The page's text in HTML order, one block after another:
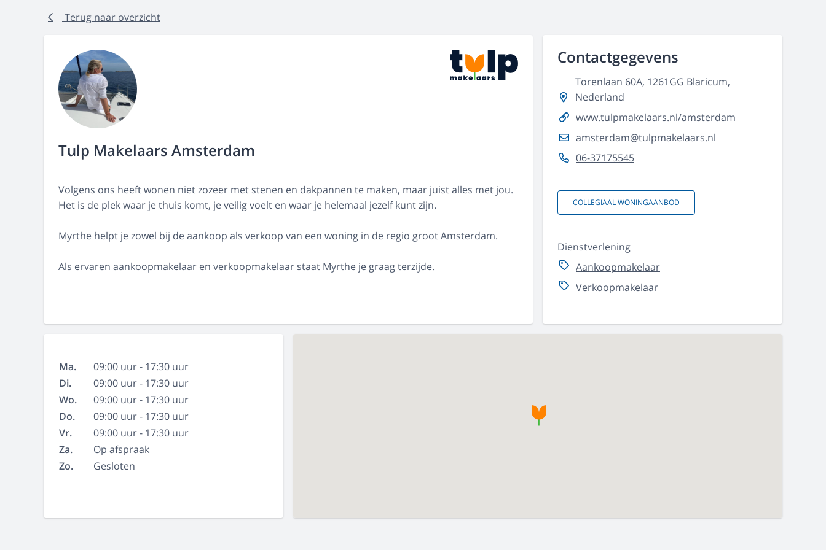
Terug naar overzicht
Tulp Makelaars Amsterdam
Volgens ons heeft wonen niet zozeer met stenen en dakpannen te maken, maar juist alles met jou.
Het is de plek waar je thuis komt, je veilig voelt en waar je helemaal jezelf kunt zijn.
Myrthe helpt je zowel bij de aankoop als verkoop van een woning in de regio groot Amsterdam.
Als ervaren aankoopmakelaar en verkoopmakelaar staat Myrthe je graag terzijde.
Contactgegevens
Torenlaan 60A, 1261GG Blaricum,
Nederland
www.tulpmakelaars.nl/amsterdam
amsterdam@tulpmakelaars.nl
06-37175545
COLLEGIAAL WONINGAANBOD
Dienstverlening
Aankoopmakelaar
Verkoopmakelaar
Ma.
09:00 uur - 17:30 uur
Di.
09:00 uur - 17:30 uur
Wo.
09:00 uur - 17:30 uur
Do.
09:00 uur - 17:30 uur
Vr.
09:00 uur - 17:30 uur
Za.
Op afspraak
Zo.
Gesloten